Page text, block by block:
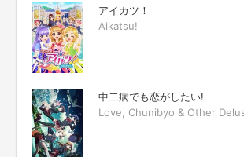
アイカツ！
Aikatsu!
中二病でも恋がしたい!
Love, Chunibyo & Other